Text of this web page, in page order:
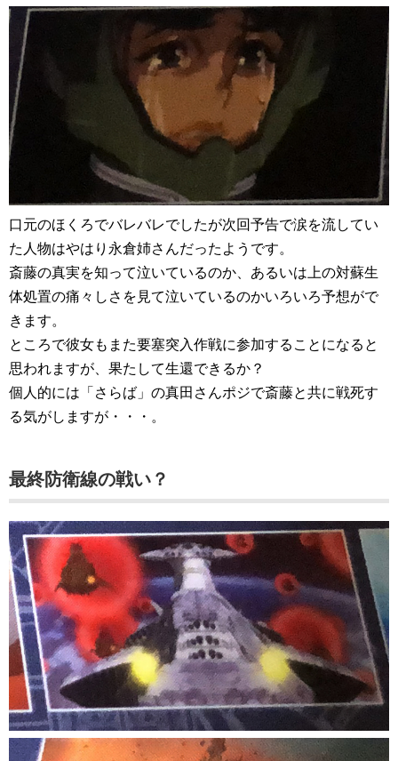
口元のほくろでバレバレでしたが次回予告で涙を流してい
た人物はやはり永倉姉さんだったようです。
斎藤の真実を知って泣いているのか、あるいは上の対蘇生
体処置の痛々しさを見て泣いているのかいろいろ予想がで
きます。
ところで彼女もまた要塞突入作戦に参加することになると
思われますが、果たして生還できるか？
個人的には「さらば」の真田さんポジで斎藤と共に戦死す
る気がしますが・・・。
最終防衛線の戦い？